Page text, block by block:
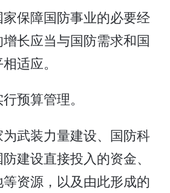
保障国防事业的必要经
长应当与国防需求和国
适应。
预算管理。
武装力量建设、国防科
建设直接投入的资金、
资源，以及由此形成的